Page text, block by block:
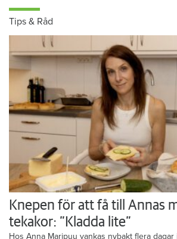
Tips & Råd
Knepen för att få till Annas
tekakor: ”Kladda lite”
Hos Anna Maripuu vankas nybakt flera